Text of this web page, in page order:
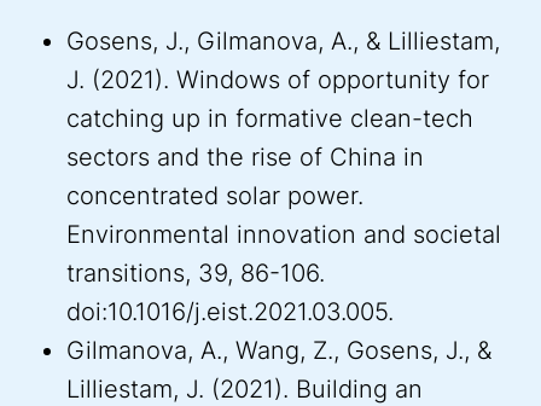
Gosens, J., Gilmanova, A., & Lilliestam,
J. (2021). Windows of opportunity for
catching up in formative clean-tech
sectors and the rise of China in
concentrated solar power.
Environmental innovation and societal
transitions, 39, 86-106.
doi:10.1016/j.eist.2021.03.005.
Gilmanova, A., Wang, Z., Gosens, J., &
Lilliestam, J. (2021). Building an